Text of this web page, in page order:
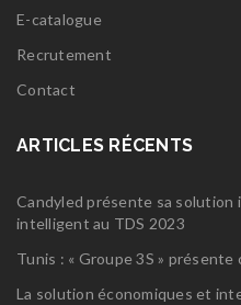
E-catalogue
Recrutement
Contact
ARTICLES RÉCENTS
Candyled présente sa solution
intelligent au TDS 2023
Tunis : « Groupe 3S »
La solution économiques et